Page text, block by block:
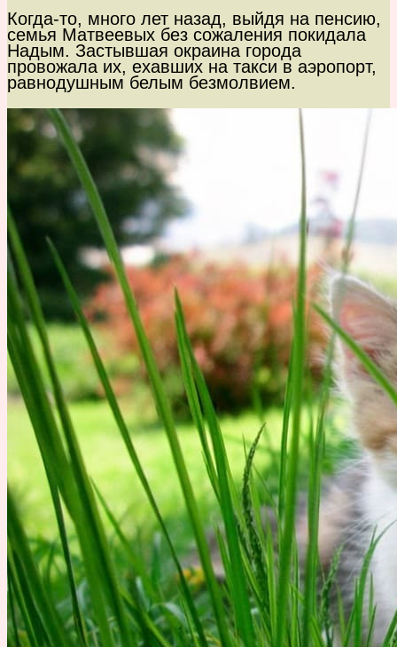
Когда-то, много лет назад, выйдя на пенсию,
семья Матвеевых без сожаления покидала
Надым. Застывшая окраина города
провожала их, ехавших на такси в аэропорт,
равнодушным белым безмолвием.